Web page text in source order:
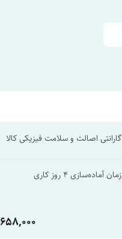
گارانتی اصالت و سلامت فیزیکی کالا
زمان آماده‌سازی4 روز کاری
658,000